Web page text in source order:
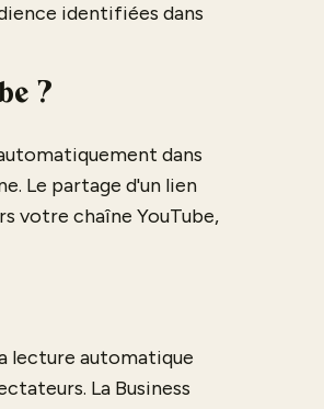
identifiées dans
?
dans
Le partage d'un lien
votre chaîne YouTube,
lecture automatique
La Business